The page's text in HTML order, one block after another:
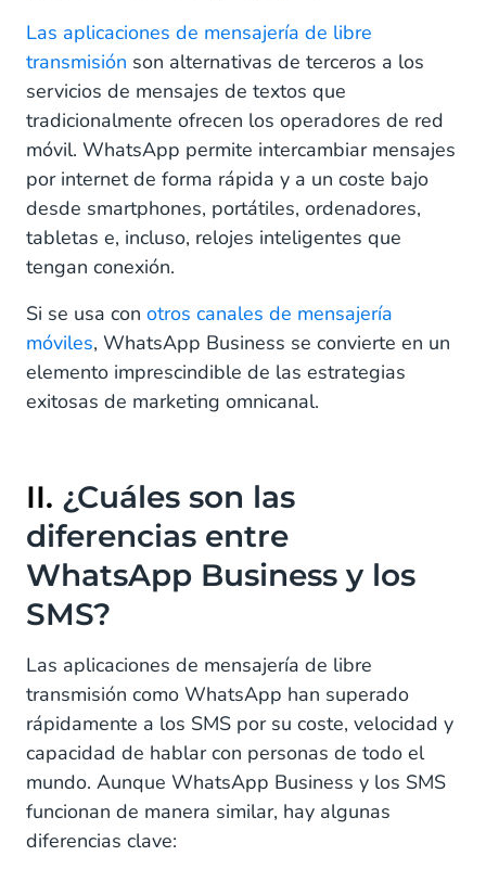
Las aplicaciones de mensajería de libre
transmisión son alternativas de terceros a los
servicios de mensajes de textos que
tradicionalmente ofrecen los operadores de red
móvil. WhatsApp permite intercambiar mensajes
por internet de forma rápida y a un coste bajo
desde smartphones, portátiles, ordenadores,
tabletas e, incluso, relojes inteligentes que
tengan conexión.
Si se usa con otros canales de mensajería
móviles, WhatsApp Business se convierte en un
elemento imprescindible de las estrategias
exitosas de marketing omnicanal.
II. ¿Cuáles son las
diferencias entre
WhatsApp Business y los
SMS?
Las aplicaciones de mensajería de libre
transmisión como WhatsApp han superado
rápidamente a los SMS por su coste, velocidad y
capacidad de hablar con personas de todo el
mundo. Aunque WhatsApp Business y los SMS
funcionan de manera similar, hay algunas
diferencias clave: